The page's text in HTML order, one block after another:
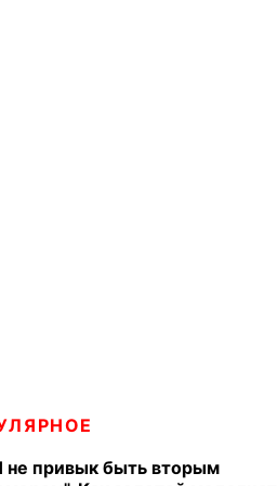
не привык быть вторым